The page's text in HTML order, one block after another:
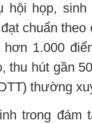
hội họp,
chuẩn
1.000
thu hút gần
thường
trong đám